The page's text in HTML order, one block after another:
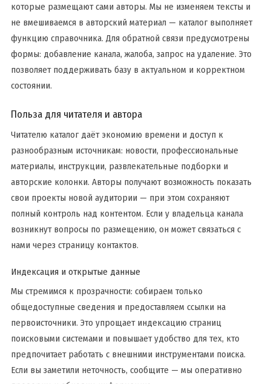
которые размещают сами авторы. Мы не изменяем тексты и
не вмешиваемся в авторский материал — каталог выполняет
функцию справочника. Для обратной связи предусмотрены
формы: добавление канала, жалоба, запрос на удаление. Это
позволяет поддерживать базу в актуальном и корректном
состоянии.
Польза для читателя и автора
Читателю каталог даёт экономию времени и доступ к
разнообразным источникам: новости, профессиональные
материалы, инструкции, развлекательные подборки и
авторские колонки. Авторы получают возможность показать
свои проекты новой аудитории — при этом сохраняют
полный контроль над контентом. Если у владельца канала
возникнут вопросы по размещению, он может связаться с
нами через страницу контактов.
Индексация и открытые данные
Мы стремимся к прозрачности: собираем только
общедоступные сведения и предоставляем ссылки на
первоисточники. Это упрощает индексацию страниц
поисковыми системами и повышает удобство для тех, кто
предпочитает работать с внешними инструментами поиска.
Если вы заметили неточность, сообщите — мы оперативно